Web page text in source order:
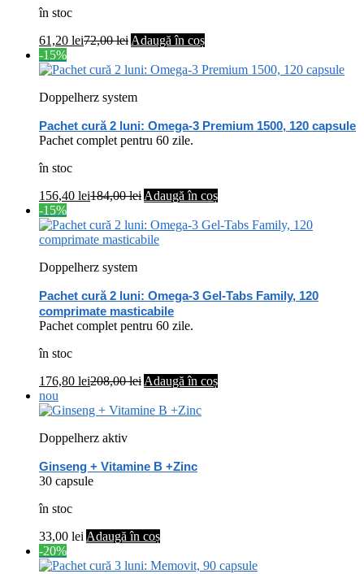
în stoc
61,20 lei72,00lei Adaugă în coș
-15%
Doppelherz system
Pachet cură 2 luni: Omega-3 Premium 1500, 120 capsule
Pachet complet pentru 60 zile.
în stoc
156,40 lei184,00lei Adaugă în coș
-15%
Doppelherz system
Pachet cură 2 luni: Omega-3 Gel-Tabs Family, 120
comprimate masticabile
Pachet complet pentru 60 zile.
în stoc
176,80 lei208,00lei Adaugă în coș
nou
Doppelherz aktiv
Ginseng + Vitamine B +Zinc
30 capsule
în stoc
33,00 lei Adaugă în coș
-20%